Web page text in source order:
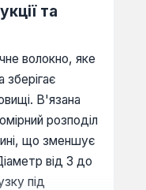
та
волокно, яке
зберігає
В'язана
розподіл
що зменшує
від 3 до
під